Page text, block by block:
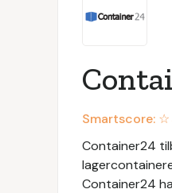
Smartscore: ☆
Container24
Container24